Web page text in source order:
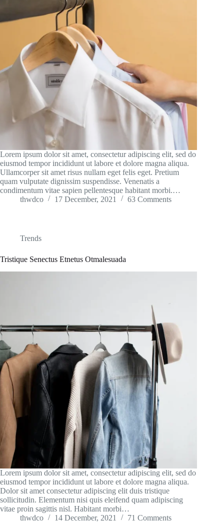
Lorem ipsum dolor sit amet, consectetur adipiscing elit, sed do
eiusmod tempor incididunt ut labore et dolore magna aliqua.
Ullamcorper sit amet risus nullam eget felis eget. Pretium
quam vulputate dignissim suspendisse. Venenatis a
condimentum vitae sapien pellentesque habitant morbi.…
thwdco
17 December, 2021 63 Comments
Trends
Tristique Senectus Etnetus Otmalesuada
Lorem ipsum dolor sit amet, consectetur adipiscing elit, sed do
eiusmod tempor incididunt ut labore et dolore magna aliqua.
Dolor sit amet consectetur adipiscing elit duis tristique
sollicitudin. Elementum nisi quis eleifend quam adipiscing
vitae proin sagittis nisl. Habitant morbi…
thwdco
14 December, 2021 71 Comments